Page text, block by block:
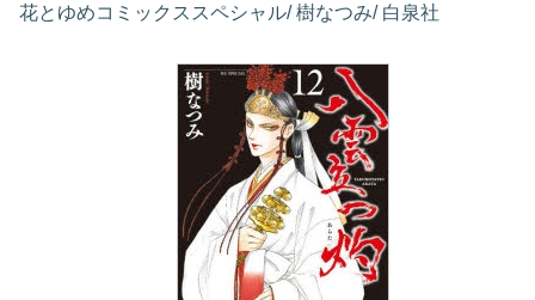
花とゆめコミックススペシャル/ 樹なつみ/ 白泉社